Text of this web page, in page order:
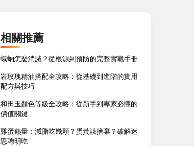
相關推薦
蛾蚋怎麼消滅？從根源到預防的完整實戰手冊
岩玫瑰精油搭配全攻略：從基礎到進階的實用
配方與技巧
和田玉顏色等級全攻略：從新手到專家必懂的
價值關鍵
雞蛋熱量：減脂吃幾顆？蛋黃該捨棄？破解迷
思聰明吃